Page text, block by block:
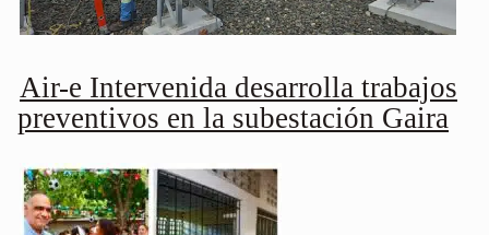
Air-e Intervenida desarrolla trabajos
preventivos en la subestación Gaira